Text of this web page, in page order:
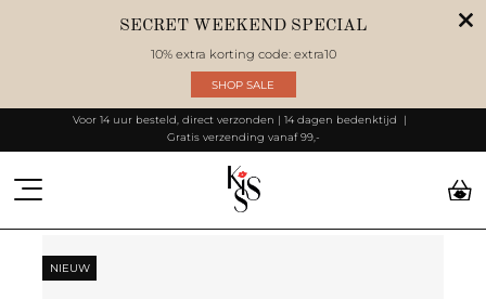
SECRET WEEKEND SPECIAL
10% extra korting code: extra10
SHOP SALE
Voor 14 uur besteld, direct verzonden | 14 dagen bedenktijd
Gratis verzending vanaf 99,-
NIEUW